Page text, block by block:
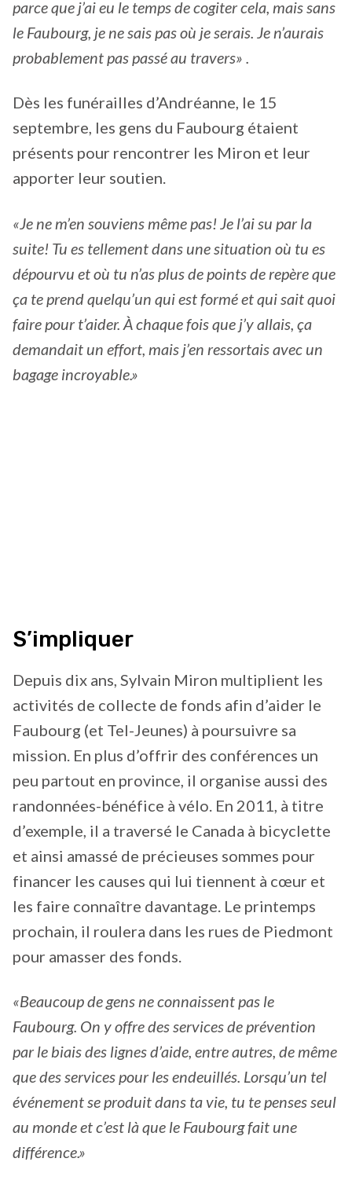
parce que j’ai eu le temps de cogiter cela, mais sans
le Faubourg, je ne sais pas où je serais. Je n’aurais
probablement pas passé au travers» .
Dès les funérailles d’Andréanne, le 15
septembre, les gens du Faubourg étaient
présents pour rencontrer les Miron et leur
apporter leur soutien.
«Je ne m’en souviens même pas! Je l’ai su par la
suite! Tu es tellement dans une situation où tu es
dépourvu et où tu n’as plus de points de repère que
ça te prend quelqu’un qui est formé et qui sait quoi
faire pour t’aider. À chaque fois que j’y allais, ça
demandait un effort, mais j’en ressortais avec un
bagage incroyable.»
S’impliquer
Depuis dix ans, Sylvain Miron multiplient les
activités de collecte de fonds afin d’aider le
Faubourg (et Tel-Jeunes) à poursuivre sa
mission. En plus d’offrir des conférences un
peu partout en province, il organise aussi des
randonnées-bénéfice à vélo. En 2011, à titre
d’exemple, il a traversé le Canada à bicyclette
et ainsi amassé de précieuses sommes pour
financer les causes qui lui tiennent à cœur et
les faire connaître davantage. Le printemps
prochain, il roulera dans les rues de Piedmont
pour amasser des fonds.
«Beaucoup de gens ne connaissent pas le
Faubourg. On y offre des services de prévention
par le biais des lignes d’aide, entre autres, de même
que des services pour les endeuillés. Lorsqu’un tel
événement se produit dans ta vie, tu te penses seul
au monde et c’est là que le Faubourg fait une
différence.»